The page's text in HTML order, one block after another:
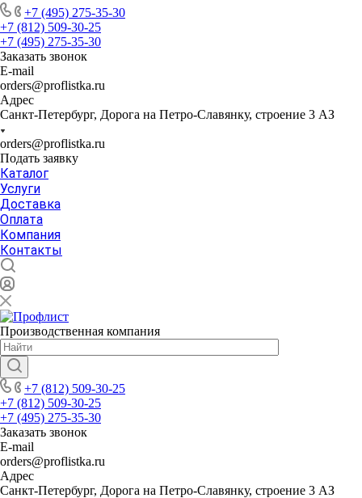
+7 (495) 275-35-30
+7 (812) 509-30-25
+7 (495) 275-35-30
Заказать звонок
E-mail
orders@proflistka.ru
Адрес
Санкт-Петербург, Дорога на Петро-Славянку, строение 3 АЗ
orders@proflistka.ru
Подать заявку
Каталог
Услуги
Доставка
Оплата
Компания
Контакты
Производственная компания
+7 (812) 509-30-25
+7 (812) 509-30-25
+7 (495) 275-35-30
Заказать звонок
E-mail
orders@proflistka.ru
Адрес
Санкт-Петербург, Дорога на Петро-Славянку, строение 3 АЗ